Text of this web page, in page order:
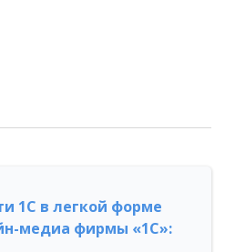
1С в легкой форме
медиа фирмы «1С»: